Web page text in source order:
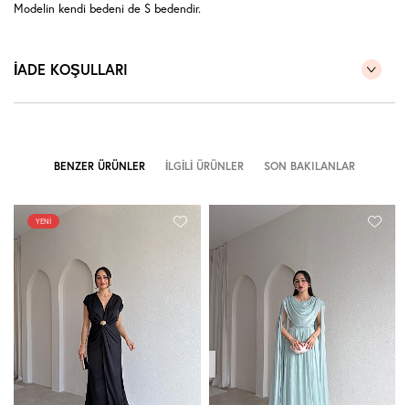
Modelin kendi bedeni de S bedendir.
İADE KOŞULLARI
BENZER ÜRÜNLER İLGILI ÜRÜNLER SON BAKILANLAR
YENI